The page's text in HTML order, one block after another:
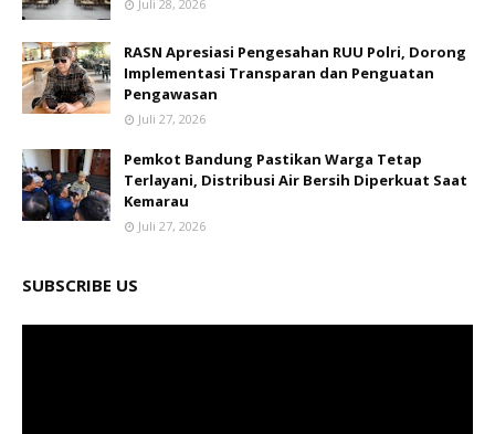
Juli 28, 2026
RASN Apresiasi Pengesahan RUU Polri, Dorong
Implementasi Transparan dan Penguatan
Pengawasan
Juli 27, 2026
Pemkot Bandung Pastikan Warga Tetap
Terlayani, Distribusi Air Bersih Diperkuat Saat
Kemarau
Juli 27, 2026
SUBSCRIBE US